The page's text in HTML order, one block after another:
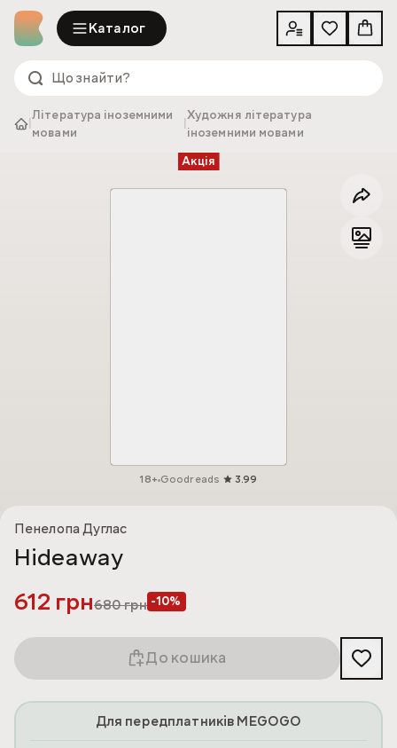
Каталог
|
Література іноземними
мовами
Художня література
іноземними мовами
Акція
18+ Goodreads 3.99
Пенелопа Дуглас
Hideaway
612 грн680грн -10%
До кошика
Для передплатників MEGOGO